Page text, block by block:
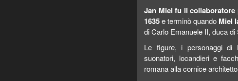
Jan Miel fu il
1635e terminò quando Miel
di Carlo Emanuele II, duca di
Le figure, i personaggi di
suonatori, locandieri e
romana alla cornice